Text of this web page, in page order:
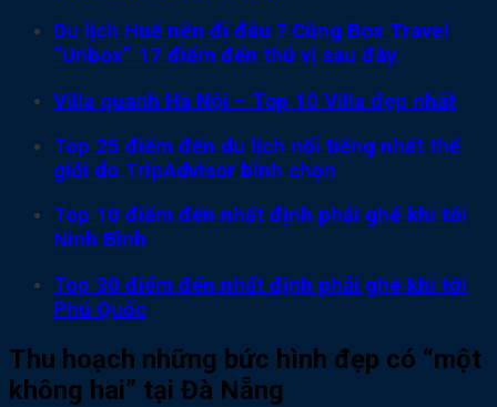
Du lịch Huế nên đi đâu ? Cùng Box Travel
“Unbox” 17 điểm đến thú vị sau đây.
Villa quanh Hà Nội – Top 10 Villa đẹp nhất
Top 25 điểm đến du lịch nổi tiếng nhất thế
giới do TripAdvisor bình chọn
Top 10 điểm đến nhất định phải ghé khi tới
Ninh Bình
Top 30 điểm đến nhất định phải ghé khi tới
Phú Quốc
Thu hoạch những bức hình đẹp có “một
không hai” tại Đà Nẵng